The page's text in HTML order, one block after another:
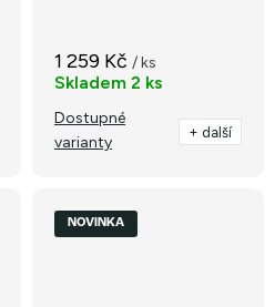
1 259 Kč / ks
Skladem 2 ks
Dostupné
varianty
+ další
NOVINKA